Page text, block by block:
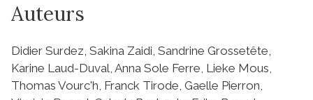
Auteurs
Didier Surdez, Sakina Zaidi, Sandrine Grossetête,
Karine Laud-Duval, Anna Sole Ferre, Lieke Mous,
Thomas Vourc'h, Franck Tirode, Gaelle Pierron,